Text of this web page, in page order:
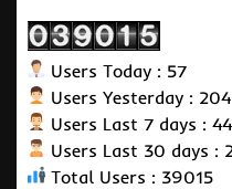
Users Today : 57
Users Yesterday : 204
Users Last 7 days :
Users Last 30 days :
Total Users : 39015